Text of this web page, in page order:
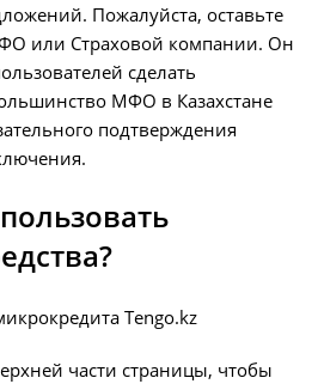
Пожалуйста, оставьте
или Страховой компании. Он
сделать
МФО в Казахстане
подтверждения
части страницы, чтобы